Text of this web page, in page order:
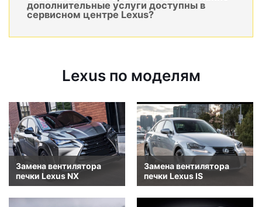
дополнительные услуги доступны в
сервисном центре Lexus?
Lexus по моделям
Замена вентилятора
печки Lexus NX
Замена вентилятора
печки Lexus IS